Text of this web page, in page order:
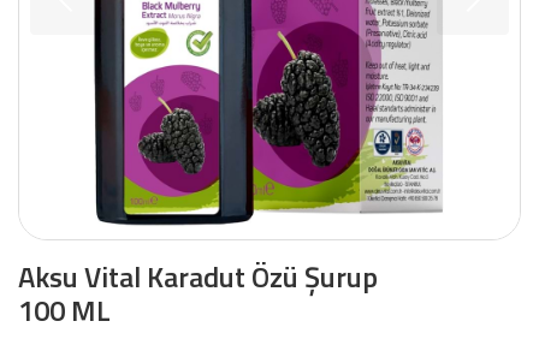
Aksu Vital Karadut Özü Şurup
100 ML